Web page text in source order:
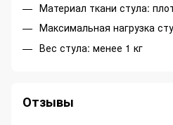
Материал ткани стула:
Максимальная нагрузка
Вес стула: менее 1 кг
Отзывы